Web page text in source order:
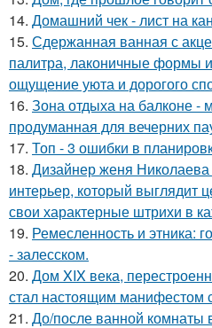
14. Домашний чек - лист на
15. Сдержанная ванная с
палитра, лаконичные формы
ощущение уюта и дорогого
16. Зона отдыха на балконе -
продуманная для вечерних
17. Топ - 3 ошибки в
18. Дизайнер женя Николаева
интерьер, который выглядит
свои характерные штрихи в
19. Ремесленность и этника:
- залесском.
20. Дом XIX века,
стал настоящим манифестом
21. До/после ванной комнаты